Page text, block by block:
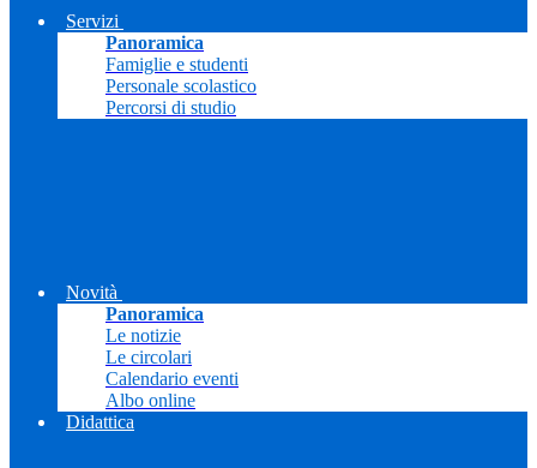
Servizi
Panoramica
Famiglie e studenti
Personale scolastico
Percorsi di studio
Novità
Panoramica
Le notizie
Le circolari
Calendario eventi
Albo online
Didattica